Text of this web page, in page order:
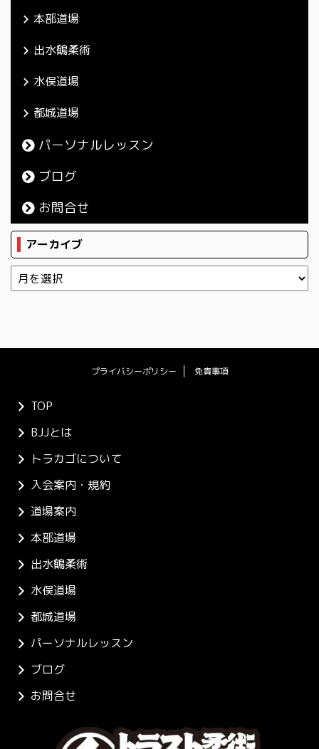
本部道場
出水鶴柔術
水俣道場
都城道場
パーソナルレッスン
ブログ
お問合せ
アーカイブ
プライバシーポリシー 免責事項
TOP
BJJとは
トラカゴについて
入会案内・規約
道場案内
本部道場
出水鶴柔術
水俣道場
都城道場
パーソナルレッスン
ブログ
お問合せ